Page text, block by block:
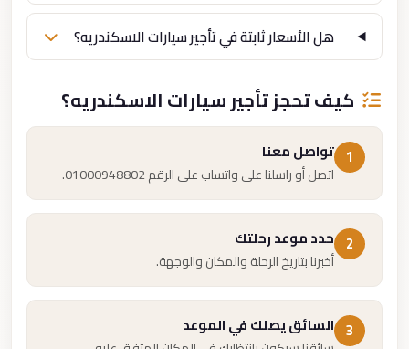
هل الأسعار ثابتة في تأجير سيارات الاسكندريه؟
كيف تحجز تأجير سيارات الاسكندريه؟
1 تواصل معنا
اتصل أو راسلنا على واتساب على الرقم 01000948802.
2 حدد موعد رحلتك
أخبرنا بتاريخ الرحلة والمكان والوجهة.
3 السائق يصلك في الموعد